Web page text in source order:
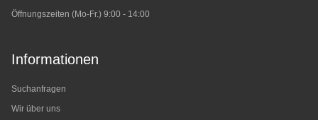
Öffnungszeiten (Mo-Fr.) 9:00 - 14:00
Informationen
Suchanfragen
Wir über uns